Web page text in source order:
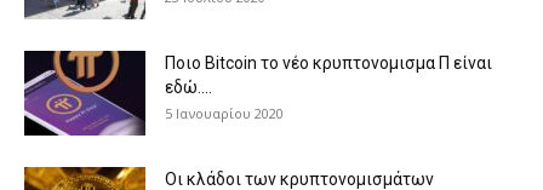
Ποιο Bitcoin το νέο κρυπτονομισμα Π είναι
εδώ….
5 Ιανουαρίου 2020
Οι κλάδοι των κρυπτονομισμάτων